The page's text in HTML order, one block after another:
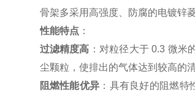
骨架多采用高强度、防腐的电镀锌
性能特点 ：
过滤精度高 ：对粒径大于 0.3 微
尘颗粒，使排出的气体达到较高的
阻燃性能优异 ：具有良好的阻燃